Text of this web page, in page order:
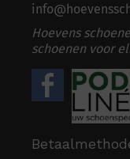
Hoevens
schoenen voor